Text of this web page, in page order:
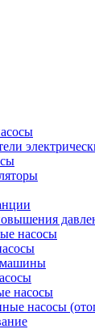
насосы
насосы
насосы